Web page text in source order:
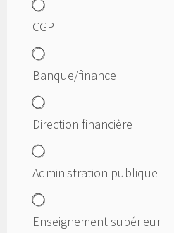
CGP
Banque/finance
Direction financière
Administration publique
Enseignement supérieur